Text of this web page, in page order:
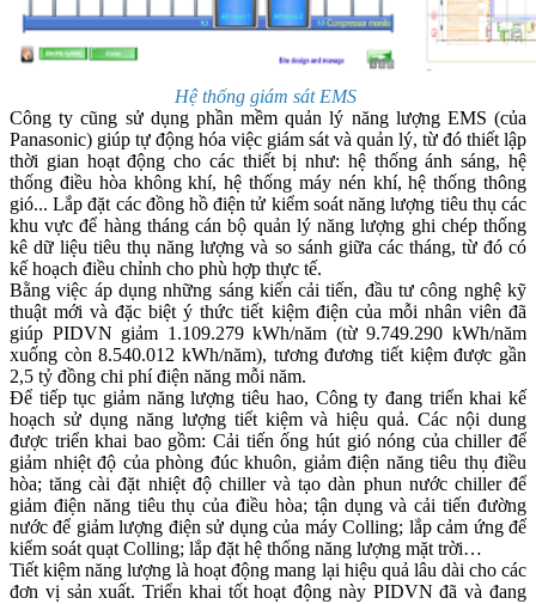
Hệ thống giám sát EMS
Công ty cũng sử dụng phần mềm quản lý năng lượng EMS (của
Panasonic) giúp tự động hóa việc giám sát và quản lý, từ đó thiết lập
thời gian hoạt động cho các thiết bị như: hệ thống ánh sáng, hệ
thống điều hòa không khí, hệ thống máy nén khí, hệ thống thông
gió... Lắp đặt các đồng hồ điện tử kiểm soát năng lượng tiêu thụ các
khu vực để hàng tháng cán bộ quản lý năng lượng ghi chép thống
kê dữ liệu tiêu thụ năng lượng và so sánh giữa các tháng, từ đó có
kế hoạch điều chỉnh cho phù hợp thực tế.
Bằng việc áp dụng những sáng kiến cải tiến, đầu tư công nghệ kỹ
thuật mới và đặc biệt ý thức tiết kiệm điện của mỗi nhân viên đã
giúp PIDVN giảm 1.109.279 kWh/năm (từ 9.749.290 kWh/năm
xuống còn 8.540.012 kWh/năm), tương đương tiết kiệm được gần
2,5 tỷ đồng chi phí điện năng mỗi năm.
Để tiếp tục giảm năng lượng tiêu hao, Công ty đang triển khai kế
hoạch sử dụng năng lượng tiết kiệm và hiệu quả. Các nội dung
được triển khai bao gồm: Cải tiến ống hút gió nóng của chiller để
giảm nhiệt độ của phòng đúc khuôn, giảm điện năng tiêu thụ điều
hòa; tăng cài đặt nhiệt độ chiller và tạo dàn phun nước chiller để
giảm điện năng tiêu thụ của điều hòa; tận dụng và cải tiến đường
nước để giảm lượng điện sử dụng của máy Colling; lắp cảm ứng để
kiểm soát quạt Colling; lắp đặt hệ thống năng lượng mặt trời…
Tiết kiệm năng lượng là hoạt động mang lại hiệu quả lâu dài cho các
đơn vị sản xuất. Triển khai tốt hoạt động này PIDVN đã và đang